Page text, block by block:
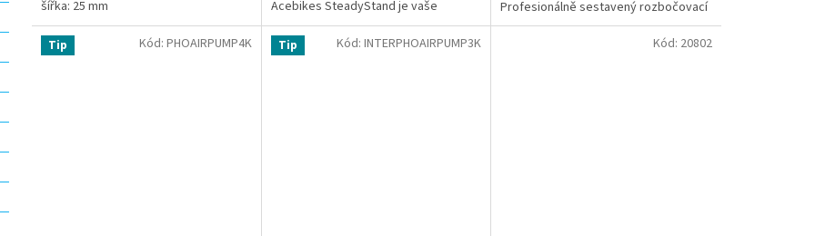
šířka: 25 mm
Acebikes SteadyStand je vaše
motorka zabezpečená, pevná, stabilní
a...
Profesionálně sestavený rozbočovací
kabel Y se třemi předem
Tip Kód: PHOAIRPUMP4K Tip Kód:INTERPHOAIRPUMP3K Kód: 20802